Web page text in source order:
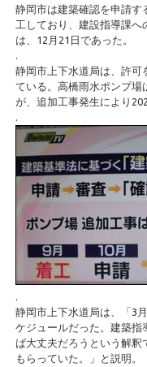
静岡市は建築確認を申請す
工しており、建設指導課
は、12月21日であった。
.
静岡市上下水道局は、許可
ている。高橋雨水ポンプ場
が、追加工事発生により
.
.
静岡市上下水道局は、「3
ケジュールだった。建築指
ば大丈夫だろうという解釈
もらっていた。」と説明。